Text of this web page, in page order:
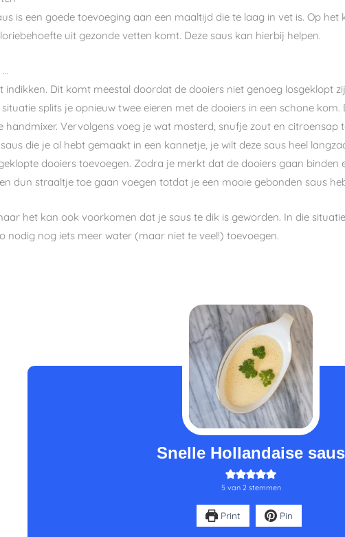
is een goede toevoeging aan een maaltijd die te laag in vet is. Op
uit gezonde vetten komt. Deze saus kan hierbij helpen.
…
indikken. Dit komt meestal doordat de dooiers niet genoeg losgeklopt
situatie splits je opnieuw twee eieren met de dooiers in een schone
handmixer. Vervolgens voeg je wat mosterd, snufje zout en citroensap
die je al hebt gemaakt in een kannetje, je wilt deze saus heel
dooiers toevoegen. Zodra je merkt dat de dooiers gaan binden
dun straaltje toe gaan voegen totdat je een mooie gebonden saus
het kan ook voorkomen dat je saus te dik is geworden. In die
nodig nog iets meer water (maar niet te veel!) toevoegen.
Snelle Hollandaise saus
5van 2stemmen
Print Pin
minuten